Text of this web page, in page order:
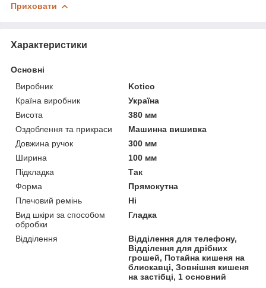
Приховати
Характеристики
Основні
Виробник
Kotico
Країна виробник
Україна
Висота
380 мм
Оздоблення та прикраси
Машинна вишивка
Довжина ручок
300 мм
Ширина
100 мм
Підкладка
Так
Форма
Прямокутна
Плечовий ремінь
Ні
Вид шкіри за способом
обробки
Гладка
Відділення
Відділення для телефону,
Відділення для дрібних
грошей, Потайна кишеня на
блискавці, Зовнішня кишеня
на застібці, 1 основний